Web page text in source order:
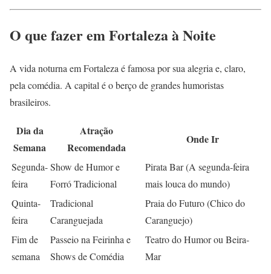
O que fazer em Fortaleza à Noite
A vida noturna em Fortaleza é famosa por sua alegria e, claro,
pela comédia. A capital é o berço de grandes humoristas
brasileiros.
Dia da
Semana
Atração
Recomendada
Onde Ir
Segunda-
feira
Show de Humor e
Forró Tradicional
Pirata Bar (A segunda-feira
mais louca do mundo)
Quinta-
feira
Tradicional
Caranguejada
Praia do Futuro (Chico do
Caranguejo)
Fim de
semana
Passeio na Feirinha e
Shows de Comédia
Teatro do Humor ou Beira-
Mar